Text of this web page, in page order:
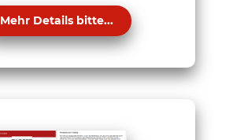
Mehr Details bitte...